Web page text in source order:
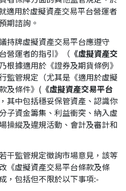
畢業生招聘
絡我們
新消息
地點
適用於虛擬資產交易平台營運者
期諮詢。
持牌虛擬資產交易平台應遵守
營運者的指引》（ 《虛擬資產交
根據適用於《證券及期貨條例》
監管規定（尤其是《適用於虛擬
及條件》( 《虛擬資產交易平台
其中包括穩妥保管資產、認識你
子資金籌集、利益衝突、納入虛
操縱及違規活動、會計及審計和
干監管規定徵詢市場意見，該等
《虛擬資產交易平台條款及條
，包括但不限於以下事項:-